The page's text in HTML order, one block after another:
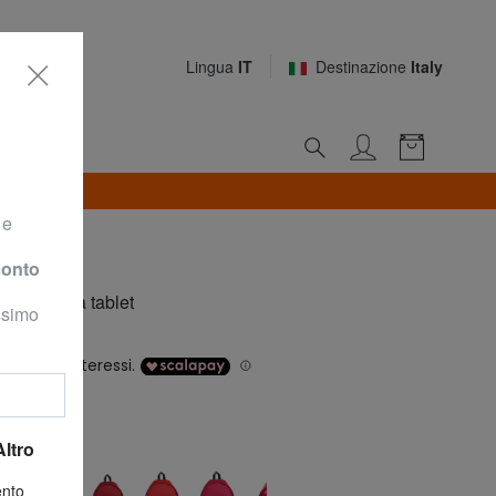
Lingua IT Destinazione Italy
porta tablet